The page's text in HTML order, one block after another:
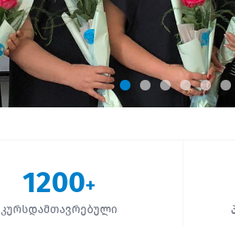
1200+
კურსდამთავრებული